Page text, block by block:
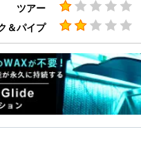
ツアー
＆パイプ